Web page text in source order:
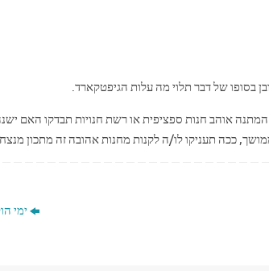
בסופו של דבר תלוי מה עלות הגיפטקארד.
אוהב חנות ספציפית או רשת חנויות תבדקו האם
ככה תעניקו לו/ה לקנות מחנות אהובה זה מתכון
ימי